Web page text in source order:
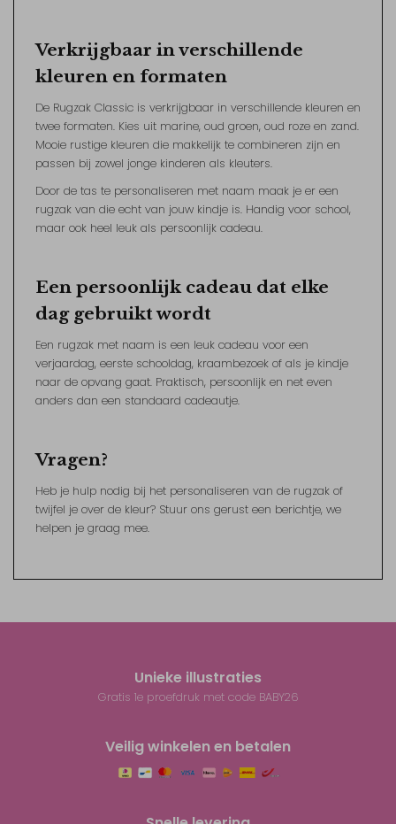
Verkrijgbaar in verschillende
kleuren en formaten
De Rugzak Classic is verkrijgbaar in verschillende kleuren en
twee formaten. Kies uit marine, oud groen, oud roze en zand.
Mooie rustige kleuren die makkelijk te combineren zijn en
passen bij zowel jonge kinderen als kleuters.
Door de tas te personaliseren met naam maak je er een
rugzak van die echt van jouw kindje is. Handig voor school,
maar ook heel leuk als persoonlijk cadeau.
Een persoonlijk cadeau dat elke
dag gebruikt wordt
Een rugzak met naam is een leuk cadeau voor een
verjaardag, eerste schooldag, kraambezoek of als je kindje
naar de opvang gaat. Praktisch, persoonlijk en net even
anders dan een standaard cadeautje.
Vragen?
Heb je hulp nodig bij het personaliseren van de rugzak of
twijfel je over de kleur? Stuur ons gerust een berichtje, we
helpen je graag mee.
Unieke illustraties
Gratis 1e proefdruk met code BABY26
Veilig winkelen en betalen